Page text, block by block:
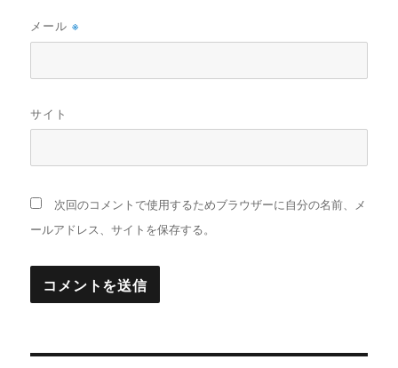
メール※
サイト
次回のコメントで使用するためブラウザーに自分の名前、メ
ールアドレス、サイトを保存する。